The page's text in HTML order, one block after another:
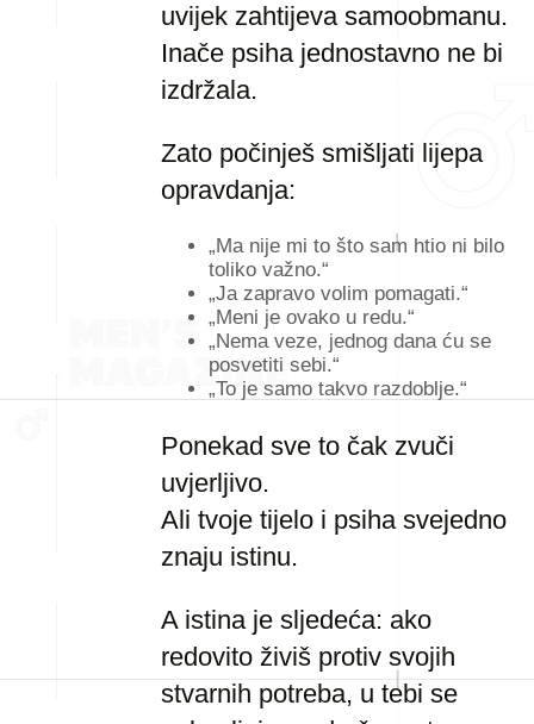
uvijek zahtijeva samoobmanu.
Inače psiha jednostavno ne bi
izdržala.
Zato počinješ smišljati lijepa
opravdanja:
„Ma nije mi to što sam htio ni bilo
toliko važno.“
„Ja zapravo volim pomagati.“
„Meni je ovako u redu.“
„Nema veze, jednog dana ću se
posvetiti sebi.“
„To je samo takvo razdoblje.“
Ponekad sve to čak zvuči
uvjerljivo.
Ali tvoje tijelo i psiha svejedno
znaju istinu.
A istina je sljedeća: ako
redovito živiš protiv svojih
stvarnih potreba, u tebi se